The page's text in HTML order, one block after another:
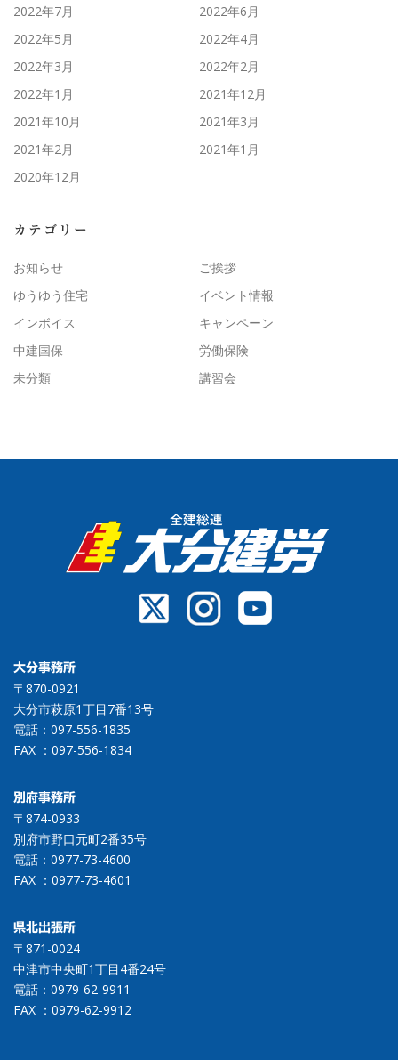
2022年7月
2022年6月
2022年5月
2022年4月
2022年3月
2022年2月
2022年1月
2021年12月
2021年10月
2021年3月
2021年2月
2021年1月
2020年12月
カテゴリー
お知らせ
ご挨拶
ゆうゆう住宅
イベント情報
インボイス
キャンペーン
中建国保
労働保険
未分類
講習会
大分事務所
〒870-0921
大分市萩原1丁目7番13号
電話： 097-556-1835
FAX ：097-556-1834
別府事務所
〒874-0933
別府市野口元町2番35号
電話： 0977-73-4600
FAX ：0977-73-4601
県北出張所
〒871-0024
中津市中央町1丁目4番24号
電話： 0979-62-9911
FAX ：0979-62-9912